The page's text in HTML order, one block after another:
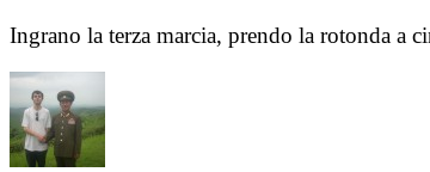
Ingrano la terza marcia, prendo la rotonda a